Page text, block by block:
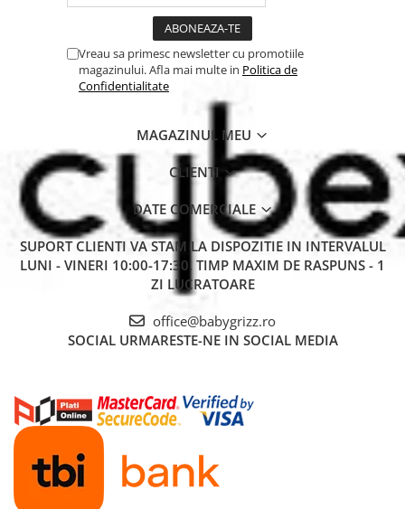
Vreau sa primesc newsletter cu promotiile
magazinului. Afla mai multe in Politica de
Confidentialitate
MAGAZINUL MEU
CLIENTI
DATE COMERCIALE
SUPORT CLIENTI VA STAM LA DISPOZITIE IN INTERVALUL
LUNI - VINERI 10:00-17:30. TIMP MAXIM DE RASPUNS - 1
ZI LUCRATOARE
office@babygrizz.ro
SOCIAL URMARESTE-NE IN SOCIAL MEDIA